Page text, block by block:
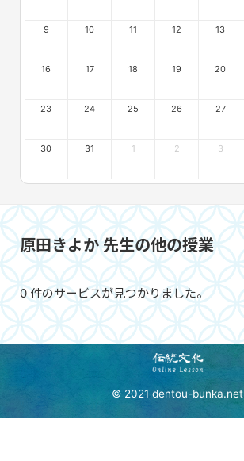
9 10 11 12 13
16 17 18 19 20
23 24 25 26 27
30 31 1 2 3
原田きよか 先生の他の授業
0 件のサービスが見つかりました。
© 2021 dentou-bunka.net